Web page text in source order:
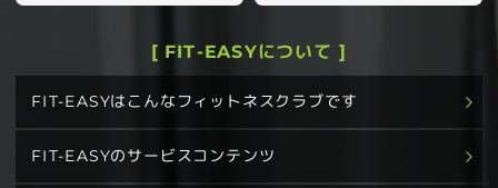
[ FIT-EASYについて ]
FIT-EASYはこんなフィットネスクラブです
FIT-EASYのサービスコンテンツ